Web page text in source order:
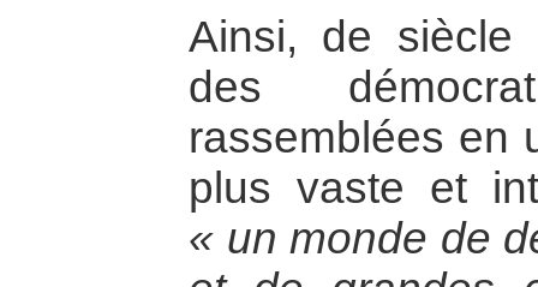
Ainsi, de siècle
des
rassemblées en
plus vaste et
« un monde de